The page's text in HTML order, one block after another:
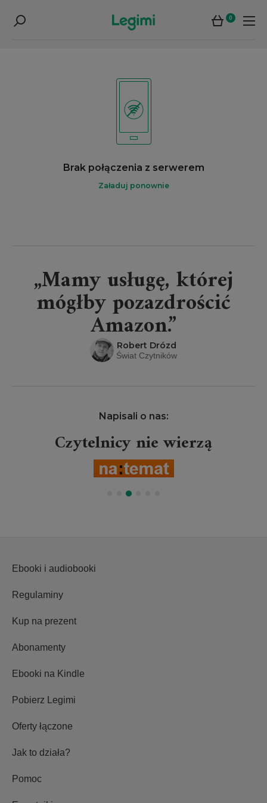
0
Brak połączenia z serwerem
Załaduj ponownie
„Mamy usługę, której
mógłby pozazdrościć
Amazon.”
Robert Drózd
Świat Czytników
Napisali o nas:
Czytelnicy nie wierzą
Ebooki i audiobooki
Regulaminy
Kup na prezent
Abonamenty
Ebooki na Kindle
Pobierz Legimi
Oferty łączone
Jak to działa?
Pomoc